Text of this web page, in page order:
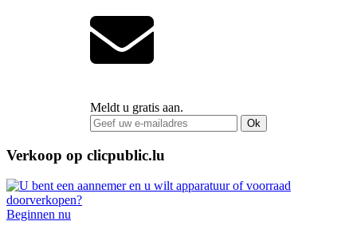
Meldt u gratis aan.
Ok
Verkoop op clicpublic.lu
Beginnen nu